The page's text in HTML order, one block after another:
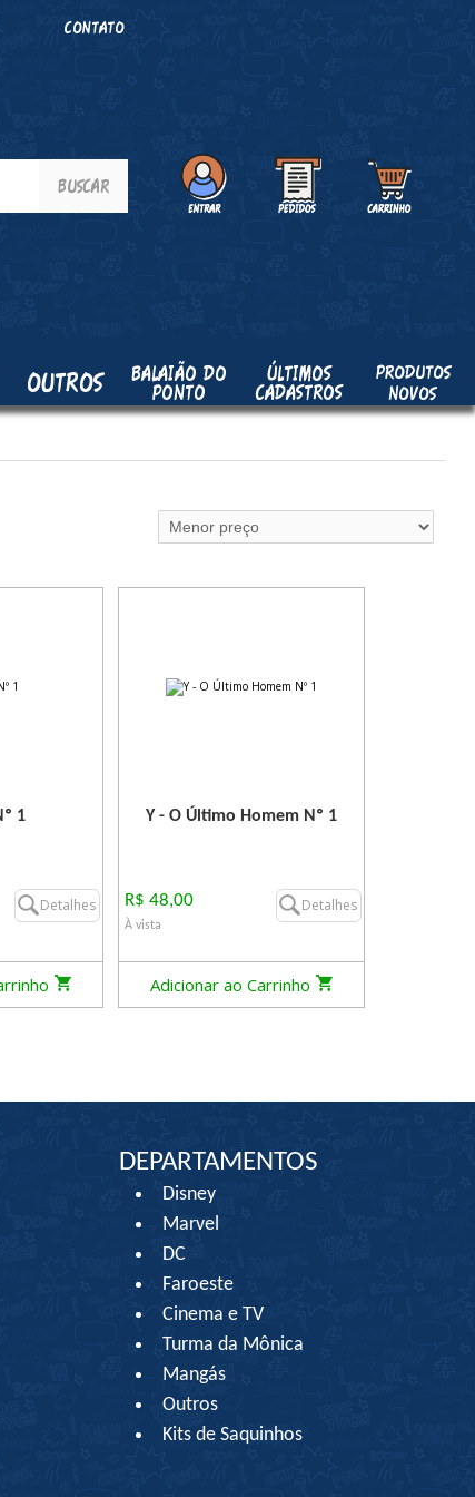
CONTATO
OUTROS BALAIÃO DO
PONTO
ÚLTIMOS
CADASTROS
PRODUTOS
NOVOS
1
Detalhes
Y - O Último Homem Nº 1
R$ 48,00
À vista
Detalhes
Adicionar ao Carrinho
DEPARTAMENTOS
Disney
Marvel
DC
Faroeste
Cinema e TV
Turma da Mônica
Mangás
Outros
Kits de Saquinhos